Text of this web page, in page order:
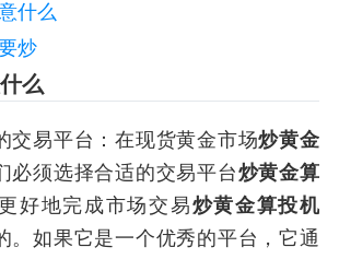
什么
炒
么
交易平台：在现货黄金市场炒黄金
必须选择合适的交易平台炒黄金算
好地完成市场交易炒黄金算投机
。如果它是一个优秀的平台，它通